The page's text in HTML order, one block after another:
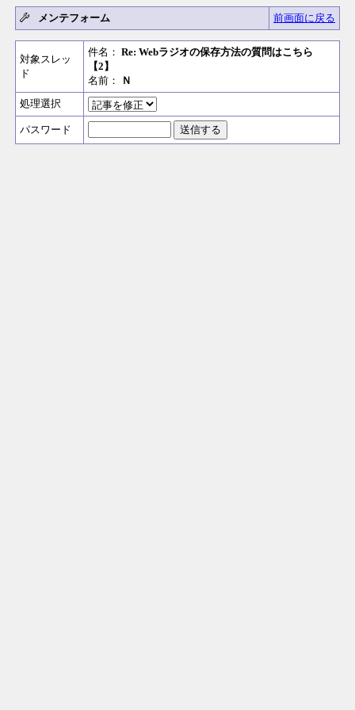
メンテフォーム 前画面に戻る
対象スレッ
ド
件名： Re: Webラジオの保存方法の質問はこちら
【2】
名前：
Ｎ
処理選択
パスワード